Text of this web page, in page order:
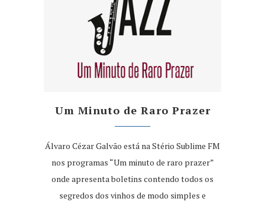
Um Minuto de Raro Prazer
Álvaro Cézar Galvão está na Stério Sublime FM
nos programas “Um minuto de raro prazer”
onde apresenta boletins contendo todos os
segredos dos vinhos de modo simples e